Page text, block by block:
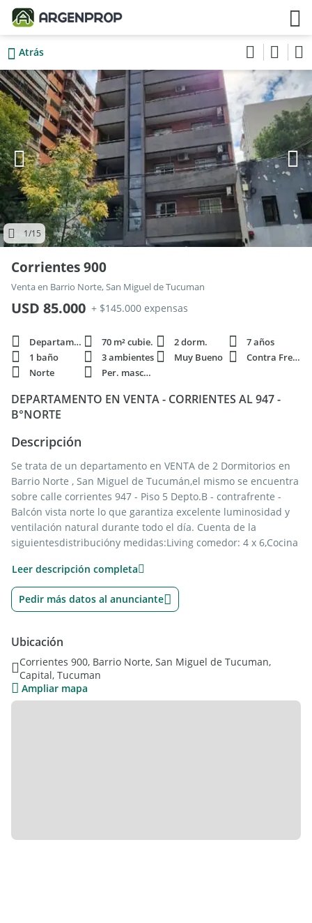
Atrás
1/15
Corrientes 900
Venta en Barrio Norte, San Miguel de Tucuman
USD 85.000 + $145.000 expensas
Departamento 70 m² cubie. 2 dorm.
7 años
1 baño
3 ambientes Muy Bueno
Contra Frente
Norte
Per. mascota
DEPARTAMENTO EN VENTA - CORRIENTES AL 947 -
B°NORTE
Descripción
Se trata de un departamento en VENTA de 2 Dormitorios en
Barrio Norte , San Miguel de Tucumán,el mismo se encuentra
sobre calle corrientes 947 - Piso 5 Depto.B - contrafrente -
Balcón vista norte lo que garantiza excelente luminosidad y
ventilación natural durante todo el día. Cuenta de la
siguientesdistribucióny medidas:Living comedor: 4 x 6,Cocina
artefactos de cocina Orbisy calefón Orbis, Dormitorio 1: 4 x
2.3,Dormitorio principal: 3 x 3.5 con salida balcón: 2 x
3.5,Baño principal: 2.5 x 1.5conreceptáculo.
seguridad de 00 a 12hs
Leer descripción completa
Pedir más datos al anunciante
Ubicación
Corrientes 900, Barrio Norte, San Miguel de Tucuman,
Capital, Tucuman
Ampliar mapa